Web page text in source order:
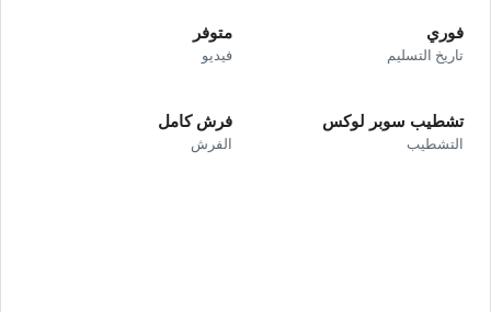
فوري
تاريخ التسليم
متوفر
فيديو
تشطيب سوبر لوكس
التشطيب
فرش كامل
الفرش